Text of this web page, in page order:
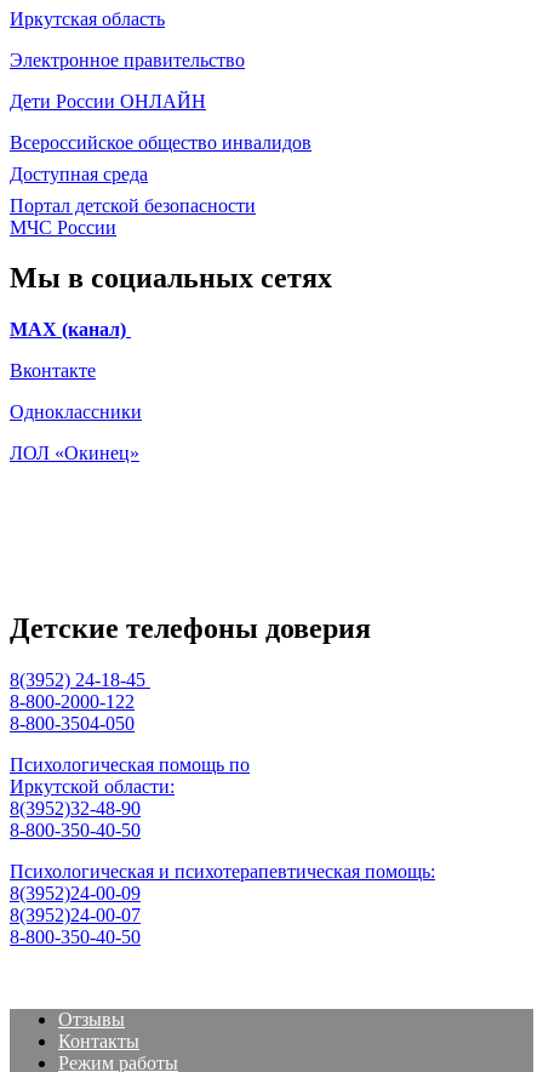
Иркутская область
Электронное правительство
Дети России ОНЛАЙН
Всероссийское общество инвалидов
Доступная среда
Портал детской безопасности
МЧС России
Мы в социальных сетях
МАХ (канал)
Вконтакте
Одноклассники
ЛОЛ «Окинец»
Детские телефоны доверия
8(3952) 24-18-45
8-800-2000-122
8-800-3504-050
Психологическая помощь по
Иркутской области:
8(3952)32-48-90
8-800-350-40-50
Психологическая и психотерапевтическая помощь:
8(3952)24-00-09
8(3952)24-00-07
8-800-350-40-50
Отзывы
Контакты
Режим работы